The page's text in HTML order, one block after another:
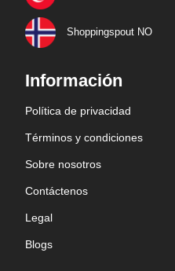
Shoppingspout NO
Información
Política de privacidad
Términos y condiciones
Sobre nosotros
Contáctenos
Legal
Blogs